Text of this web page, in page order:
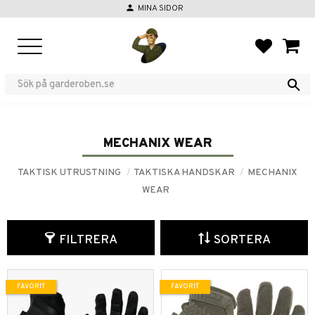
person MINA SIDOR
MECHANIX WEAR
TAKTISK UTRUSTNING TAKTISKA HANDSKAR
MECHANIX
WEAR
FILTRERA SORTERA
FAVORIT FAVORIT